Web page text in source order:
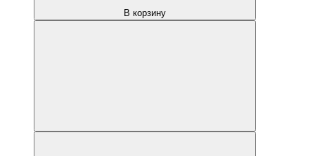
В корзину